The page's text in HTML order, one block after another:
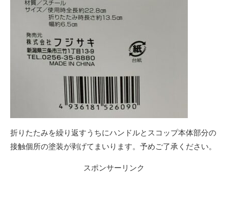
折りたたみを繰り返すうちにハンドルとスコップ本体部分の
接触個所の塗装が剥げてまいります。予めご了承ください。
スポンサーリンク